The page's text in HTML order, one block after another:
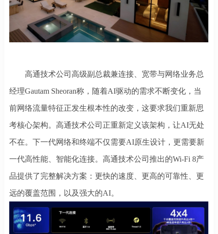
高通技术公司高级副总裁兼连接、宽带与网络业务总
经理Gautam Sheoran称，随着AI驱动的需求不断变化，当
前网络流量特征正发生根本性的改变，这要求我们重新思
考核心架构。高通技术公司正重新定义该架构，让AI无处
不在。下一代网络和终端不仅需要AI原生设计，更需要新
一代高性能、智能化连接。高通技术公司推出的Wi-Fi 8产
品提供了完整解决方案：更快的速度、更高的可靠性、更
远的覆盖范围，以及强大的AI。